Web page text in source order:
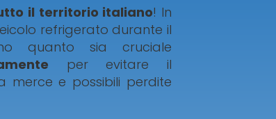
il territorio italiano! In
refrigerato durante il
quanto sia cruciale
per evitare il
merce e possibili perdite